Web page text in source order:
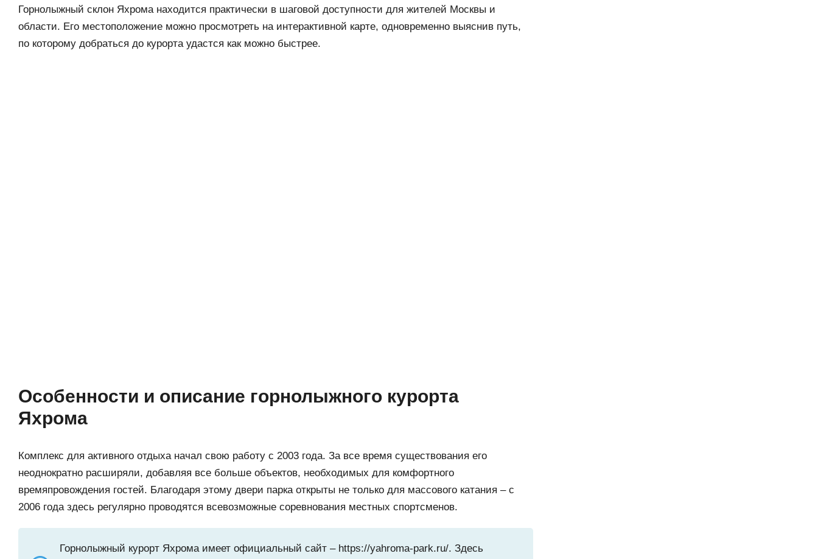
Горнолыжный склон Яхрома находится практически в шаговой доступности для жителей Москвы и
области. Его местоположение можно просмотреть на интерактивной карте, одновременно выяснив путь,
по которому добраться до курорта удастся как можно быстрее.
Особенности и описание горнолыжного курорта
Яхрома
Комплекс для активного отдыха начал свою работу с 2003 года. За все время существования его
неоднократно расширяли, добавляя все больше объектов, необходимых для комфортного
времяпровождения гостей. Благодаря этому двери парка открыты не только для массового катания – с
2006 года здесь регулярно проводятся всевозможные соревнования местных спортсменов.
Горнолыжный курорт Яхрома имеет официальный сайт – https://yahroma-park.ru/. Здесь